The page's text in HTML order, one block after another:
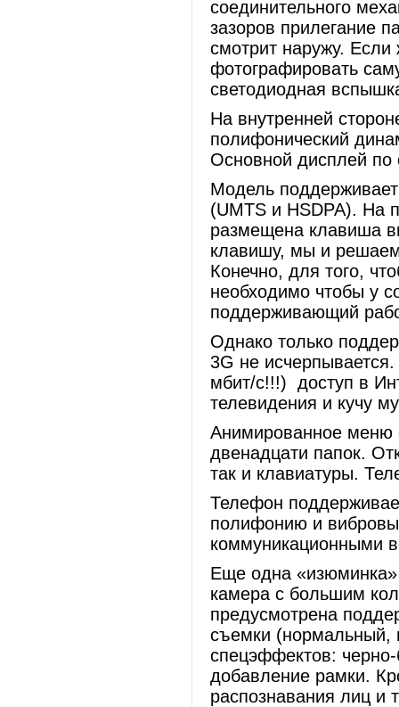
соединительного
зазоров прилегание
смотрит наружу.
фотографировать
светодиодная
На внутренней
полифонический
Основной дисплей по
Модель поддерживает
(UMTS и HSDPA). На
размещена клавиша
клавишу, мы и
Конечно, для того,
необходимо чтобы у
поддерживающий
Однако только
3G не
мбит/с!!!) доступ в
телевидения и кучу
Анимированное меню
двенадцати папок.
так и клавиатуры.
Телефон
полифонию и
коммуникационными
Еще одна
камера с большим
предусмотрена
съемки (нормальный,
спецэффектов:
добавление рамки.
распознавания лиц и